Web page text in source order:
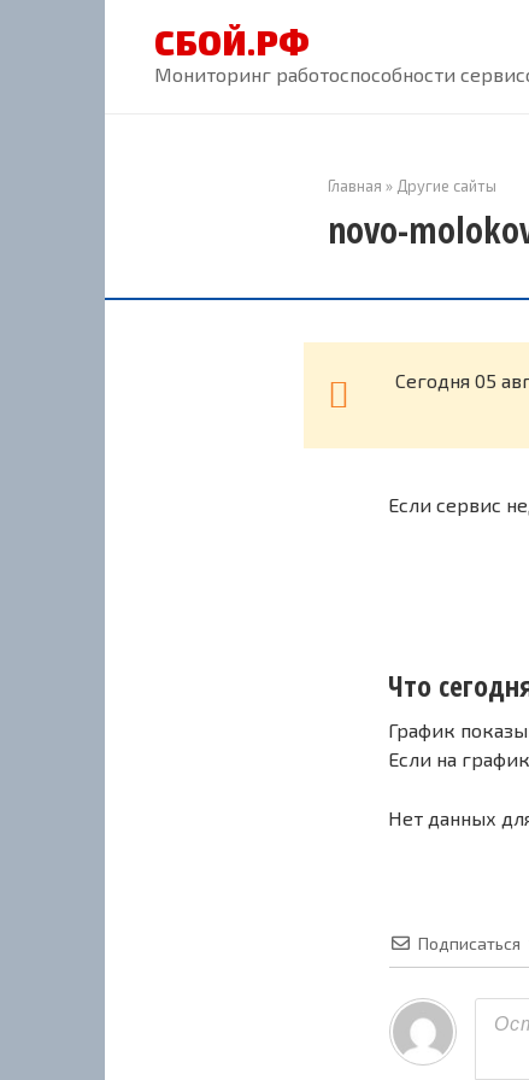
СБОЙ.РФ
Мониторинг работоспособности
Главная » Другие сайты
novo-
Cегодня 05
Если сервис
Что
График
Если на
Нет данных
Подписаться